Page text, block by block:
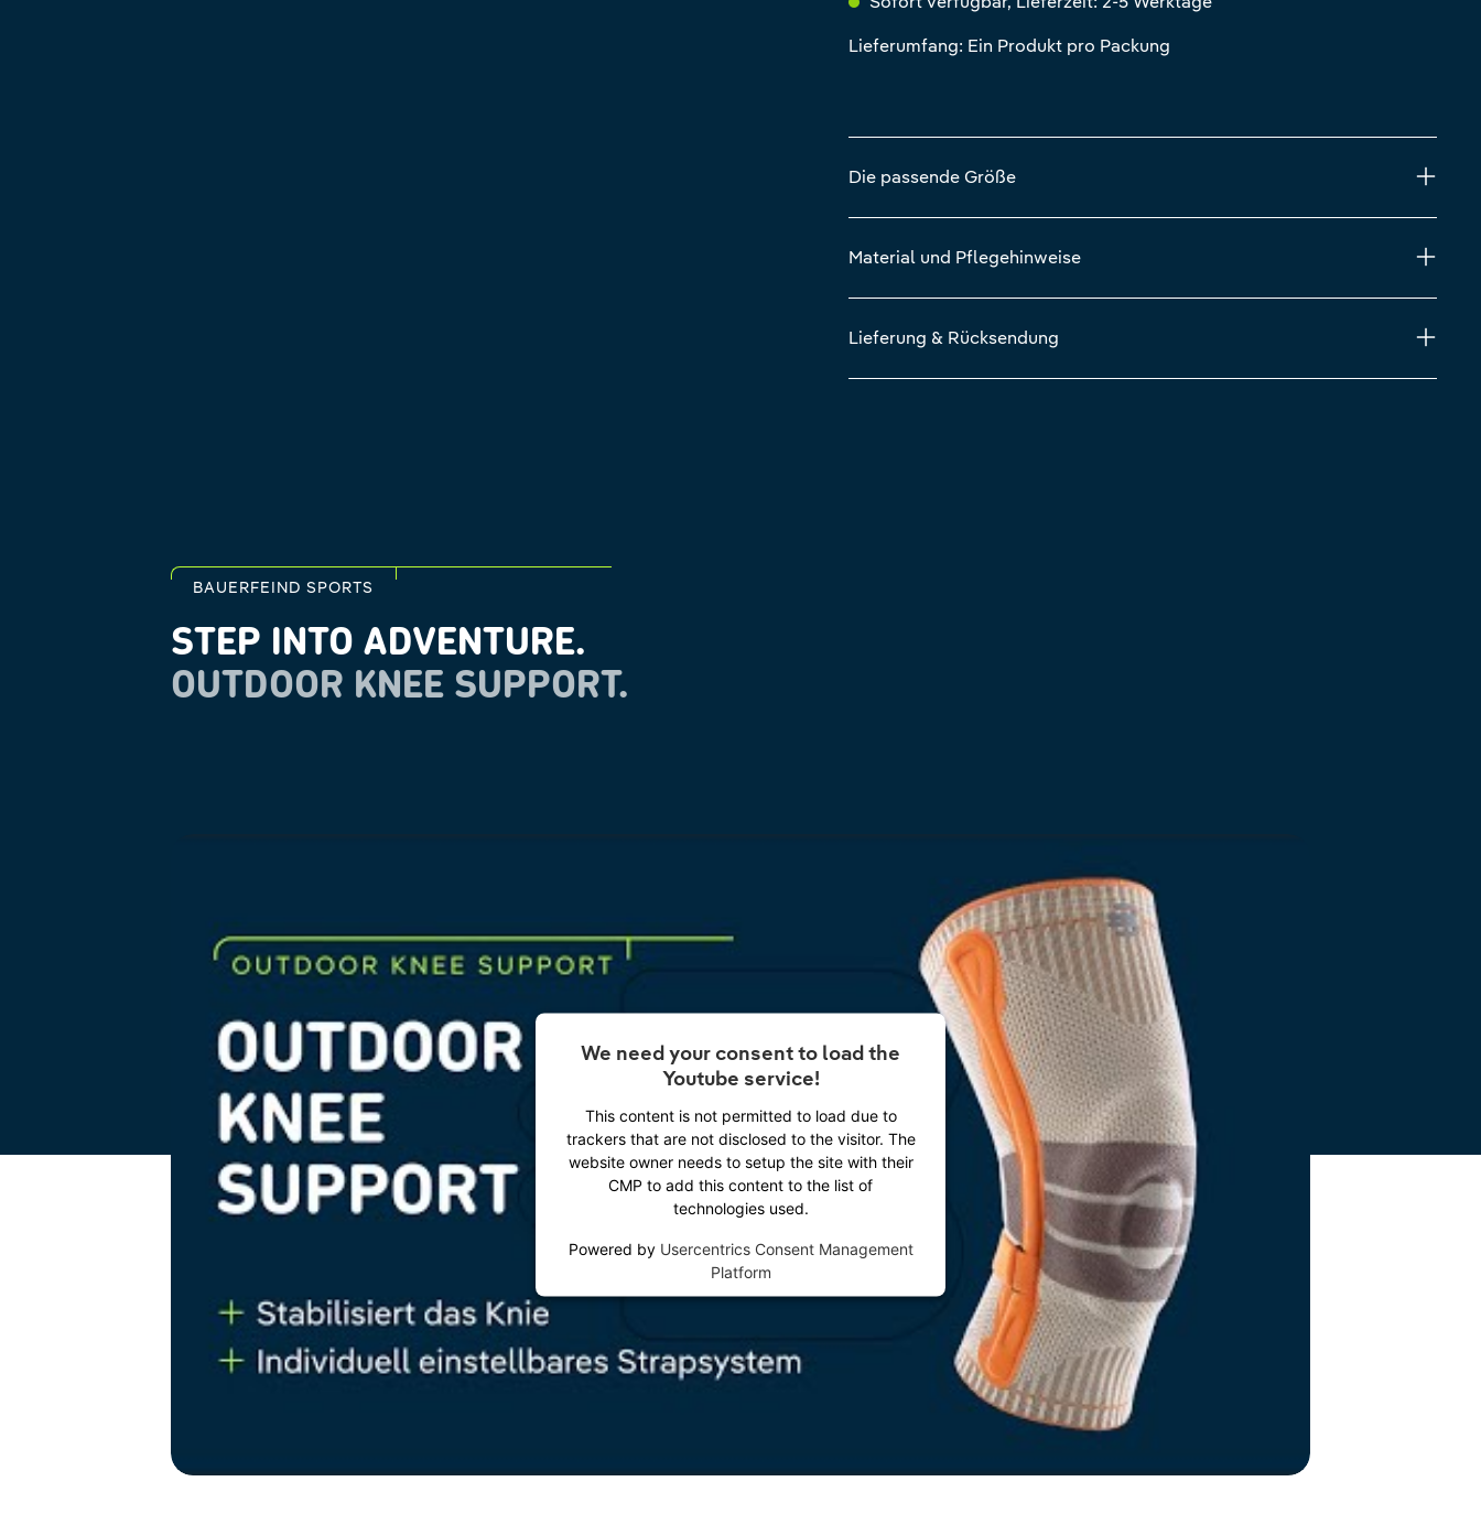
Lieferumfang: Ein Produkt pro Packung
Die passende Größe
Material und Pflegehinweise
Lieferung & Rücksendung
BAUERFEIND SPORTS
STEP INTO ADVENTURE.
OUTDOOR KNEE SUPPORT.
We need your consent to load the
Youtube service!
This content is not permitted to load due to
trackers that are not disclosed to the visitor. The
website owner needs to setup the site with their
CMP to add this content to the list of
technologies used.
Powered by Usercentrics Consent Management
Platform